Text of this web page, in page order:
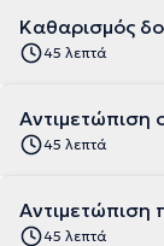
Καθαρισμός
45 λεπτά
Αντιμετώπιση
45 λεπτά
Αντιμετώπιση
45 λεπτά